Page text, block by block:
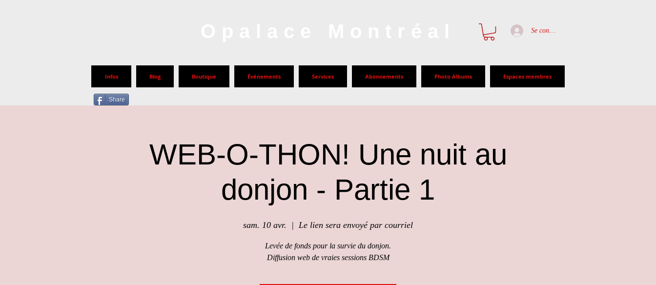
Se connecter
Infos Blog Boutique Événements Services Abonnements Photo Albums Espaces membres
Share
WEB-O-THON! Une nuit au
donjon - Partie 1
sam. 10 avr.
  |
Le lien sera envoyé par courriel
Levée de fonds pour la survie du donjon.
Diffusion web de vraies sessions BDSM